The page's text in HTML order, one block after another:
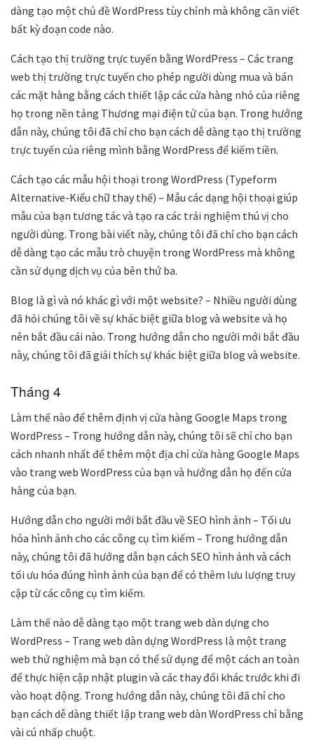
dàng tạo một chủ đề WordPress tùy chỉnh mà không cần viết
bất kỳ đoạn code nào.
Cách tạo thị trường trực tuyến bằng WordPress – Các trang
web thị trường trực tuyến cho phép người dùng mua và bán
các mặt hàng bằng cách thiết lập các cửa hàng nhỏ của riêng
họ trong nền tảng Thương mại điện tử của bạn. Trong hướng
dẫn này, chúng tôi đã chỉ cho bạn cách dễ dàng tạo thị trường
trực tuyến của riêng mình bằng WordPress để kiếm tiền.
Cách tạo các mẫu hội thoại trong WordPress (Typeform
Alternative-Kiểu chữ thay thế) – Mẫu các dạng hội thoại giúp
mẫu của bạn tương tác và tạo ra các trải nghiệm thú vị cho
người dùng. Trong bài viết này, chúng tôi đã chỉ cho bạn cách
dễ dàng tạo các mẫu trò chuyện trong WordPress mà không
cần sử dụng dịch vụ của bên thứ ba.
Blog là gì và nó khác gì với một website? – Nhiều người dùng
đã hỏi chúng tôi về sự khác biệt giữa blog và website và họ
nên bắt đầu cái nào. Trong hướng dẫn cho người mới bắt đầu
này, chúng tôi đã giải thích sự khác biệt giữa blog và website.
Tháng 4
Làm thế nào để thêm định vị cửa hàng Google Maps trong
WordPress – Trong hướng dẫn này, chúng tôi sẽ chỉ cho bạn
cách nhanh nhất để thêm một địa chỉ cửa hàng Google Maps
vào trang web WordPress của bạn và hướng dẫn họ đến cửa
hàng của bạn.
Hướng dẫn cho người mới bắt đầu về SEO hình ảnh – Tối ưu
hóa hình ảnh cho các công cụ tìm kiếm – Trong hướng dẫn
này, chúng tôi đã hướng dẫn bạn cách SEO hình ảnh và cách
tối ưu hóa đúng hình ảnh của bạn để có thêm lưu lượng truy
cập từ các công cụ tìm kiếm.
Làm thế nào dễ dàng tạo một trang web dàn dựng cho
WordPress – Trang web dàn dựng WordPress là một trang
web thử nghiệm mà bạn có thể sử dụng để một cách an toàn
để thực hiện cập nhật plugin và các thay đổi khác trước khi đi
vào hoạt động. Trong hướng dẫn này, chúng tôi đã chỉ cho
bạn cách dễ dàng thiết lập trang web dàn WordPress chỉ bằng
vài cú nhấp chuột.